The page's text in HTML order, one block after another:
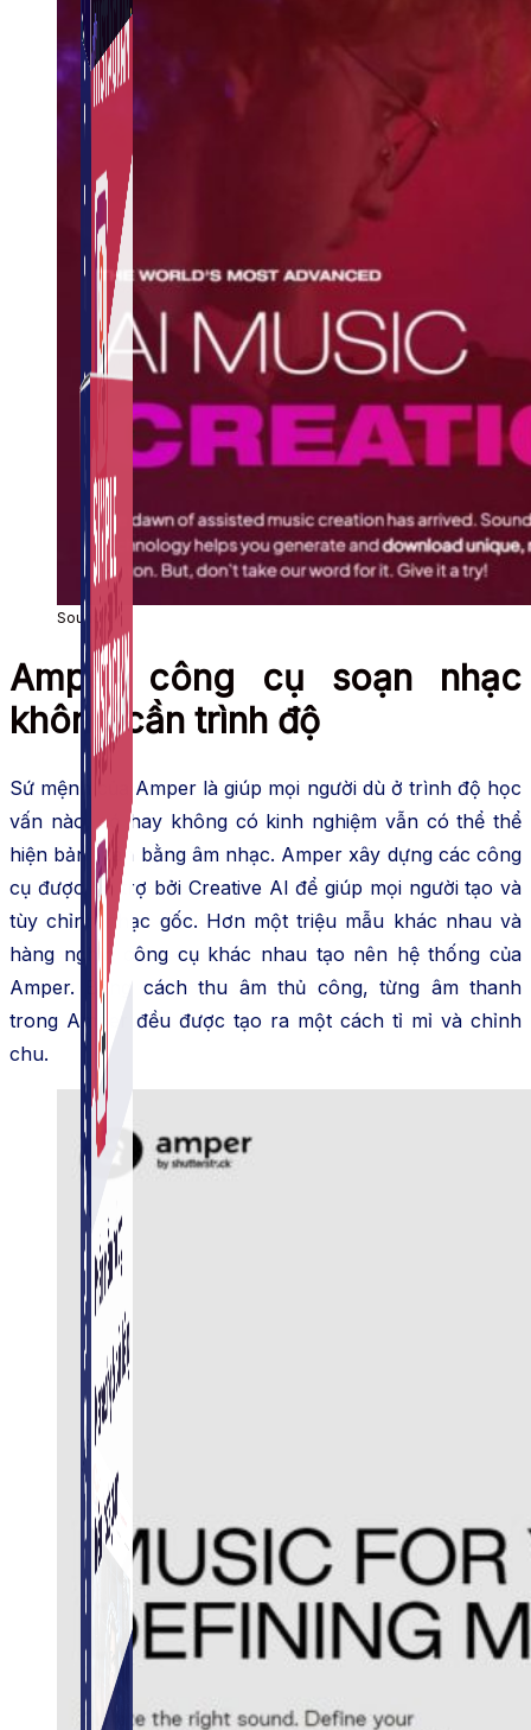
Simple Instagram
Phần mềm gửi follow, nhắn tin, nuôi nick Instagram.
Auto Viral Content
Công cụ đặt lịch, đăng bài tự động cho hàng loạt
Fanpage.
Soundful
Amper công cụ soạn nhạc
không cần trình độ
Sứ mệnh của Amper là giúp mọi người dù ở trình độ học
vấn nào, có hay không có kinh nghiệm vẫn có thể thể
hiện bản thân bằng âm nhạc. Amper xây dựng các công
cụ được hỗ trợ bởi Creative AI để giúp mọi người tạo và
tùy chỉnh nhạc gốc. Hơn một triệu mẫu khác nhau và
hàng nghìn công cụ khác nhau tạo nên hệ thống của
Amper.
Bằng cách thu âm thủ công, từng âm thanh
trong Amper đều được tạo ra một cách tỉ mỉ và chỉnh
chu.